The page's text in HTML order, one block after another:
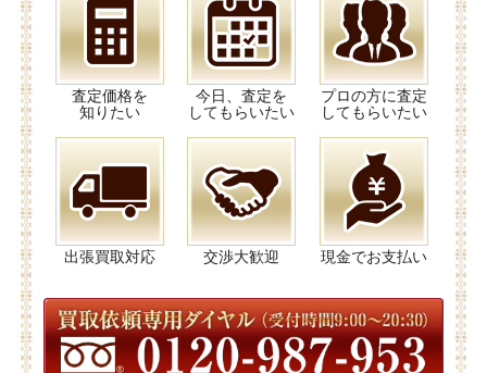
査定価格を
知りたい
今日、査定を
してもらいたい
プロの方に査定
してもらいたい
出張買取対応 交渉大歓迎 現金でお支払い